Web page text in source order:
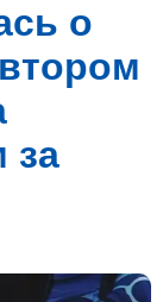
о
за